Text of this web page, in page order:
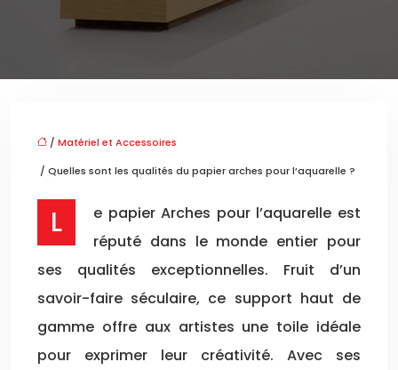
/ Matériel et Accessoires
/ Quelles sont les qualités du papier arches pour l’aquarelle ?
Le papier Arches pour l’aquarelle est
réputé dans le monde entier pour
ses qualités exceptionnelles. Fruit d’un
savoir-faire séculaire, ce support haut de
gamme offre aux artistes une toile idéale
pour exprimer leur créativité. Avec ses